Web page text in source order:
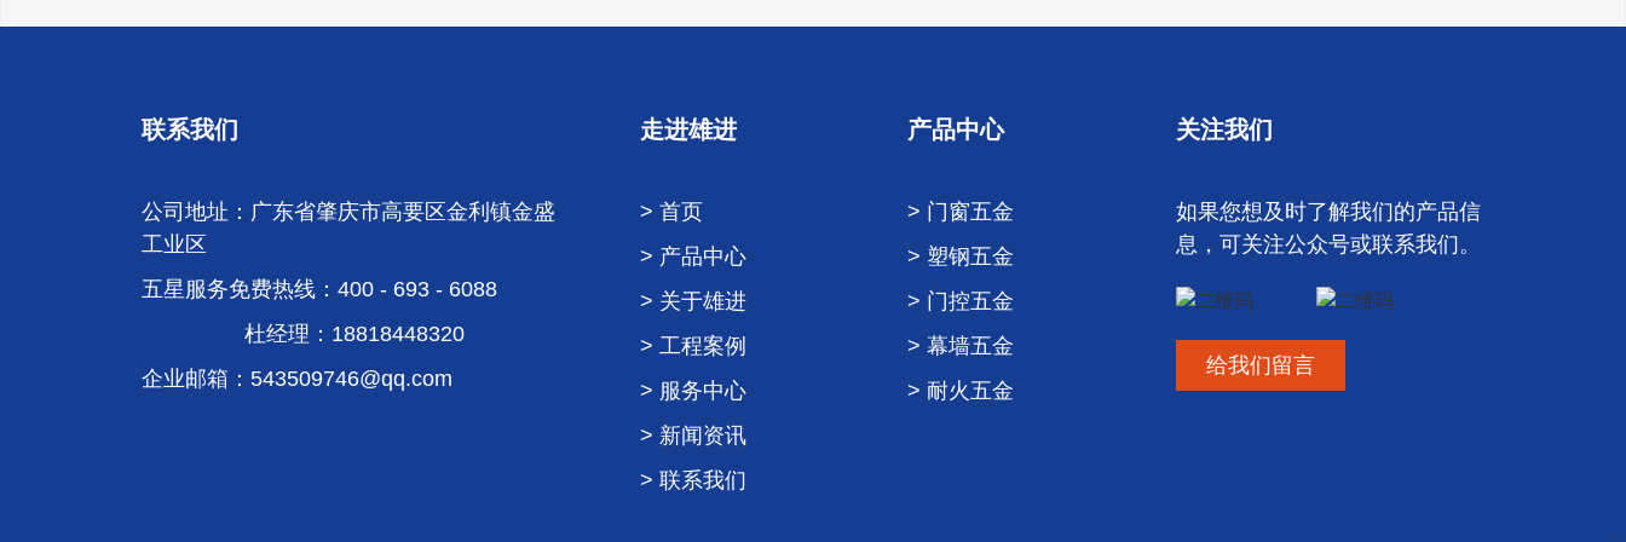
联系我们
公司地址：广东省肇庆市高要区金利镇金盛
工业区
五星服务免费热线：400 - 693 - 6088
杜经理：18818448320
企业邮箱： 543509746@qq.com
走进雄进
> 首页
> 产品中心
> 关于雄进
> 工程案例
> 服务中心
> 新闻资讯
> 联系我们
产品中心
> 门窗五金
> 塑钢五金
> 门控五金
> 幕墙五金
> 耐火五金
关注我们
如果您想及时了解我们的产品信
息，可关注公众号或联系我们。
给我们留言